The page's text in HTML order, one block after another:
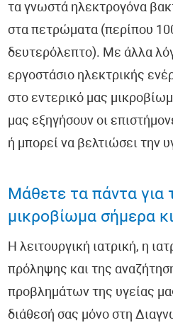
τα γνωστά ηλεκτρογόνα
στα πετρώματα (περίπου
δευτερόλεπτο). Με άλλα
εργοστάσιο ηλεκτρικής
στο εντερικό μας
μας εξηγήσουν οι
ή μπορεί να βελτιώσει την
Μάθετε τα πάντα για
μικροβίωμα σήμερα
Η λειτουργική ιατρική, η
πρόληψης και της
προβλημάτων της υγείας
διάθεσή σας μόνο στη